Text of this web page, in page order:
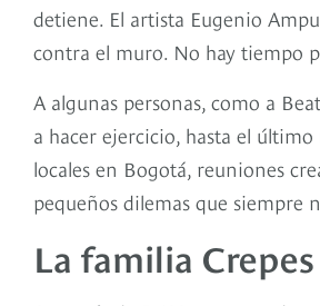
detiene. El artista Eugenio
contra el muro. No hay tiempo
A algunas personas, como a
a hacer ejercicio, hasta el
locales en Bogotá, reuniones
pequeños dilemas que siempre
La familia